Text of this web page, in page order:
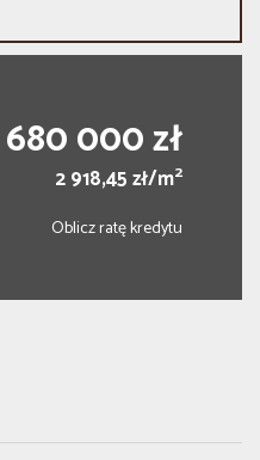
680 000 zł
2 918,45 zł/m2
Oblicz ratę kredytu